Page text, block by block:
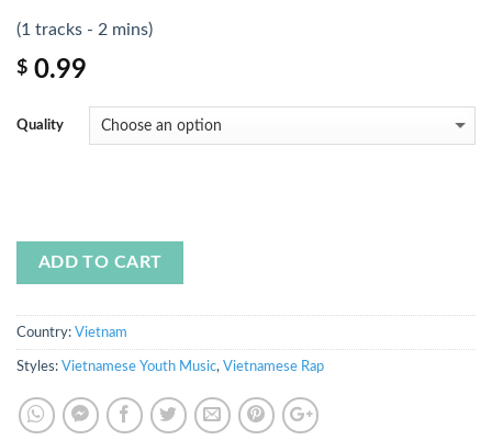
(1 tracks - 2 mins)
$ 0.99
Quality
ADD TO CART
Country: Vietnam
Styles: Vietnamese Youth Music, Vietnamese Rap